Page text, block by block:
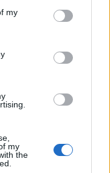
my
my
the
és az